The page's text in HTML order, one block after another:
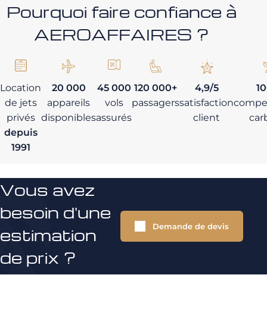
Pourquoi faire confiance à
AEROAFFAIRES ?
Location
de jets
privés
depuis
1991
20 000
appareils
disponibles
45 000
vols
assurés
120 000+
passagers
4,9/5
satisfaction
client
Vous avez
besoin d'une
estimation
de prix ?
Demande de devis